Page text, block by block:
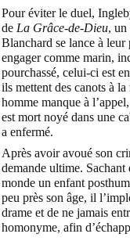
Pour éviter le duel,
de La Grâce-de-Dieu, un
Blanchard se lance à
engager comme marin,
pourchassé, celui-ci est
ils mettent des canots à
homme manque à
est mort noyé dans une
a enfermé.
Après avoir avoué son
demande ultime. Sachant
monde un enfant
peu près son âge, il
drame et de ne jamais
homonyme, afin